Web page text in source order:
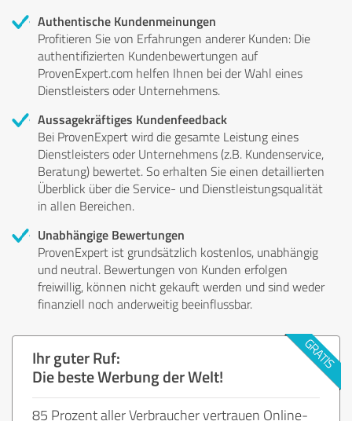
Authentische Kundenmeinungen
Profitieren Sie von Erfahrungen anderer Kunden: Die
authentifizierten Kundenbewertungen auf
ProvenExpert.com helfen Ihnen bei der Wahl eines
Dienstleisters oder Unternehmens.
Aussagekräftiges Kundenfeedback
Bei ProvenExpert wird die gesamte Leistung eines
Dienstleisters oder Unternehmens (z.B. Kundenservice,
Beratung) bewertet. So erhalten Sie einen detaillierten
Überblick über die Service- und Dienstleistungsqualität
in allen Bereichen.
Unabhängige Bewertungen
ProvenExpert ist grundsätzlich kostenlos, unabhängig
und neutral. Bewertungen von Kunden erfolgen
freiwillig, können nicht gekauft werden und sind weder
finanziell noch anderweitig beeinflussbar.
Ihr guter Ruf:
Die beste Werbung der Welt!
85 Prozent aller Verbraucher vertrauen Online-